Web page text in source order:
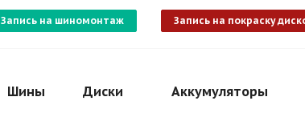
Запись на шиномонтаж Запись на покраску
Шины Диски Аккумуляторы